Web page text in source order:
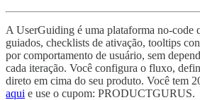
A UserGuiding é uma plataforma no-code
guiados, checklists de ativação, tooltips
por comportamento de usuário, sem
cada iteração. Você configura o fluxo,
direto em cima do seu produto. Você tem
aqui e use o cupom: PRODUCTGURUS.